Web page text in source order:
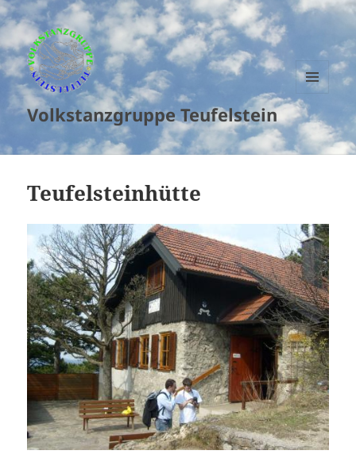
Volkstanzgruppe Teufelstein
MENU
AND
WIDGETS
Teufelsteinhütte